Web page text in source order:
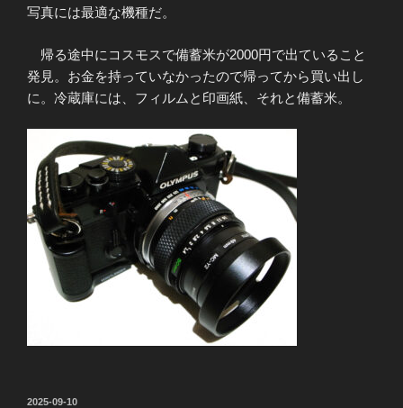
写真には最適な機種だ。
帰る途中にコスモスで備蓄米が2000円で出ていること
発見。お金を持っていなかったので帰ってから買い出し
に。冷蔵庫には、フィルムと印画紙、それと備蓄米。
投
2025-09-10